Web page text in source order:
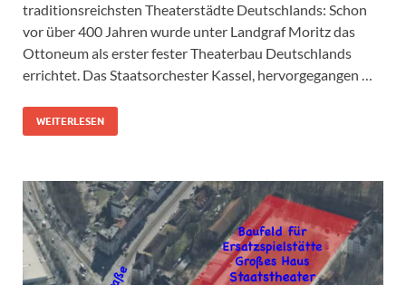
traditionsreichsten Theaterstädte Deutschlands: Schon
vor über 400 Jahren wurde unter Landgraf Moritz das
Ottoneum als erster fester Theaterbau Deutschlands
errichtet. Das Staatsorchester Kassel, hervorgegangen …
WEITERLESEN